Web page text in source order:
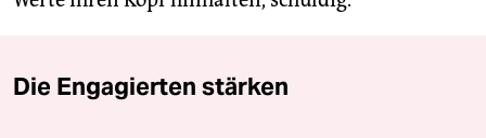
Die Engagierten stärken